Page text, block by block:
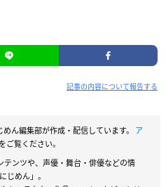
記事の内容について報告する
めん編集部が作成・配信しています。 ア
ご覧ください。
ンツや、声優・舞台・俳優などの情
じめん」。